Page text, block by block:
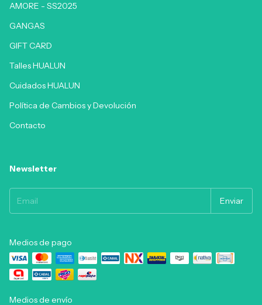
AMORE - SS2025
GANGAS
GIFT CARD
Talles HUALUN
Cuidados HUALUN
Política de Cambios y Devolución
Contacto
Newsletter
Medios de pago
Medios de envío